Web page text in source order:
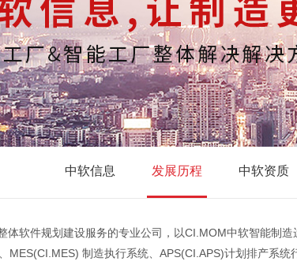
中软信息 发展历程 中软资质
体软件规划建设服务的专业公司，以CI.MOM中软智能制
MES(CI.MES) 制造执行系统、APS(CI.APS)计划排产系统